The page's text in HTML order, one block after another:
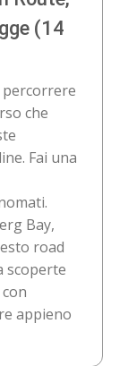
(14
percorrere
che
Fai una
Bay,
road
scoperte
appieno